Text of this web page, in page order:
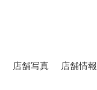
店舗写真
店舗情報